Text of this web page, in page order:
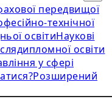
передвищої
технічної
освітиНаукові
освіти
у сфері
Розширений